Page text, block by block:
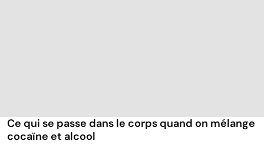
Ce qui se passe dans le corps quand on mélange
cocaïne et alcool